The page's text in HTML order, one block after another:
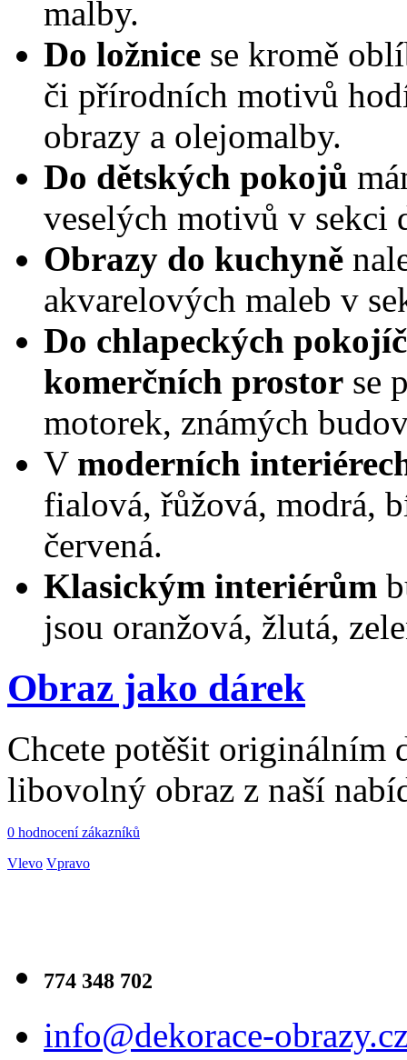
malby.
Do ložnice se kromě
či přírodních motivů
obrazy a olejomalby.
Do dětských pokojů
veselých motivů v sekci
Obrazy do kuchyně
akvarelových maleb v
Do chlapeckých
komerčních prostor se
motorek, známých
V moderních
fialová, řůžová, modrá,
červená.
Klasickým interiérům
jsou oranžová, žlutá,
Obraz jako dárek
Chcete potěšit originálním
libovolný obraz z naší
0 hodnocení zákazníků
Vlevo Vpravo
774 348 702
info@dekorace-